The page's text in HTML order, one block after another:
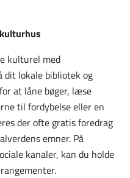
kulturel med
dit lokale bibliotek og
at låne bøger, læse
til fordybelse eller en
der ofte gratis foredrag
emner. På
kanaler, kan du holde